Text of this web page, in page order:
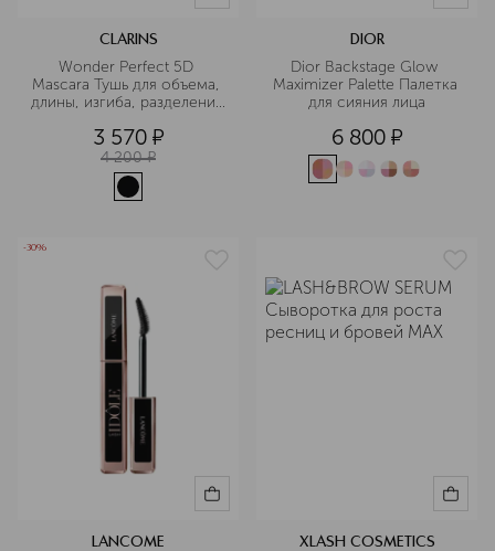
CLARINS
Wonder Perfect 5D
Mascara Тушь для объема,
длины, изгиба, разделения
3 570 ¤
4 200 ¤
DIOR
Dior Backstage Glow
Maximizer Palette Палетка
для сияния лица
6 800 ¤
-30%
LANCOME XLASH COSMETICS